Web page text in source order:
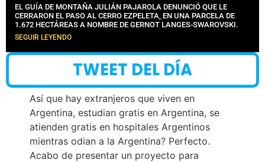
EL GUÍA DE MONTAÑA JULIÁN PAJAROLA DENUNCIÓ QUE LE
CERRARON EL PASO AL CERRO EZPELETA, EN UNA PARCELA DE
1.672 HECTÁREAS A NOMBRE DE GERNOT LANGES-SWAROVSKI.
SEGUIR LEYENDO
TWEET DEL DÍA
Así que hay extranjeros que viven en
Argentina, estudian gratis en Argentina, se
atienden gratis en hospitales Argentinos
mientras odian a la Argentina? Perfecto.
Acabo de presentar un proyecto para